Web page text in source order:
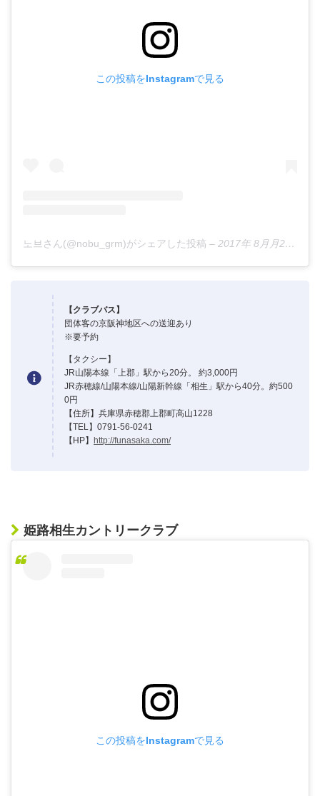
この投稿をInstagramで見る
노브さん(@nobu_grm)がシェアした投稿 – 2017年 8月月28日午前12時54分PDT
【クラブバス】
団体客の京阪神地区への送迎あり
※要予約
【タクシー】
JR山陽本線「上郡」駅から20分。 約3,000円
JR赤穂線/山陽本線/山陽新幹線「相生」駅から40分。約500
0円
【住所】兵庫県赤穂郡上郡町高山1228
【TEL】0791-56-0241
【HP】
http://funasaka.com/
姫路相生カントリークラブ
この投稿をInstagramで見る